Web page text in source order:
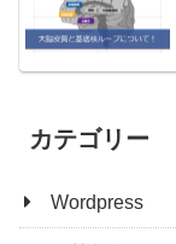
カテゴリー
Wordpress